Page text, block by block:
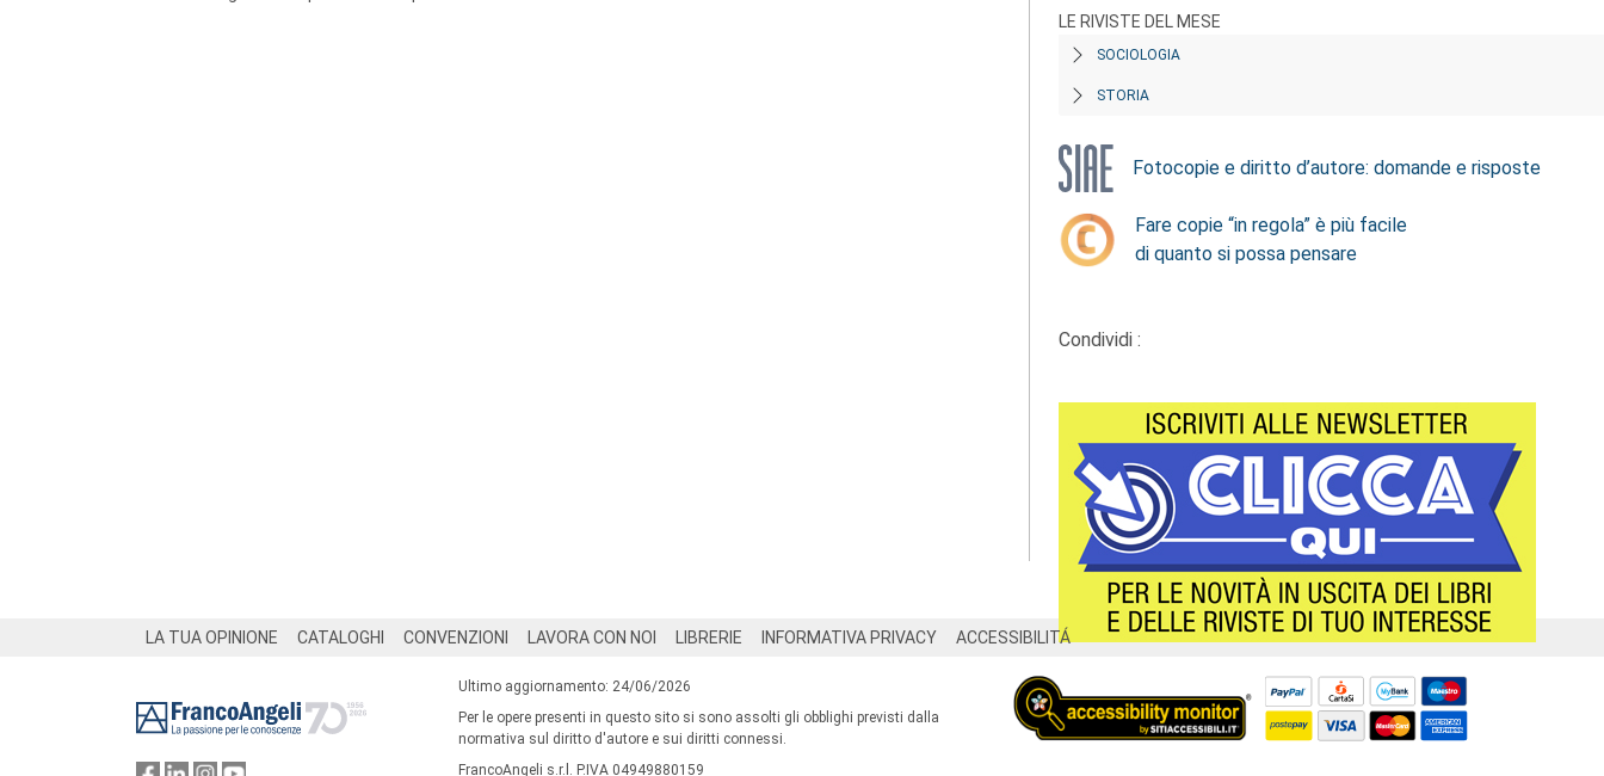
LE RIVISTE DEL MESE
SOCIOLOGIA
STORIA
Fotocopie e diritto d’autore: domande e risposte
Fare copie “in regola” è più facile
di quanto si possa pensare
Condividi :
LA TUA OPINIONE CATALOGHI CONVENZIONI LAVORA CON NOI LIBRERIE INFORMATIVA PRIVACY ACCESSIBILITÁ
Ultimo aggiornamento: 24/06/2026
Per le opere presenti in questo sito si sono assolti gli obblighi previsti dalla
normativa sul diritto d'autore e sui diritti connessi.
FrancoAngeli s.r.l. P.IVA 04949880159